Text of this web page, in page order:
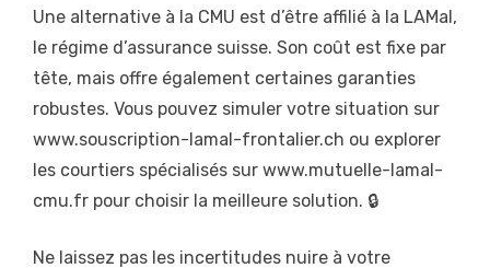
Une alternative à la CMU est d’être affilié à la LAMal,
le régime d’assurance suisse. Son coût est fixe par
tête, mais offre également certaines garanties
robustes. Vous pouvez simuler votre situation sur
www.souscription-lamal-frontalier.ch ou explorer
les courtiers spécialisés sur www.mutuelle-lamal-
cmu.fr pour choisir la meilleure solution. 🔒
Ne laissez pas les incertitudes nuire à votre